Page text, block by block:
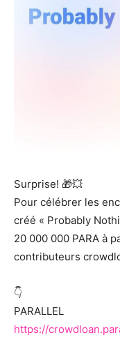
Surprise! 🎁💥
Pour célébrer les
créé « Probably
20 000 000 PARA à
contributeurs
👇
PARALLEL
https://